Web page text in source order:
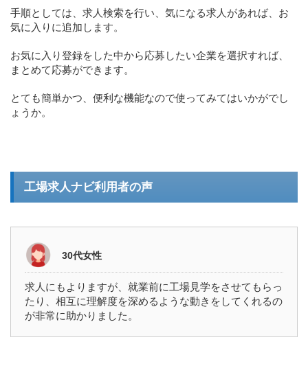
手順としては、求人検索を行い、気になる求人があれば、お
気に入りに追加します。
お気に入り登録をした中から応募したい企業を選択すれば、
まとめて応募ができます。
とても簡単かつ、便利な機能なので使ってみてはいかがでし
ょうか。
工場求人ナビ利用者の声
30代女性
求人にもよりますが、就業前に工場見学をさせてもらっ
たり、相互に理解度を深めるような動きをしてくれるの
が非常に助かりました。